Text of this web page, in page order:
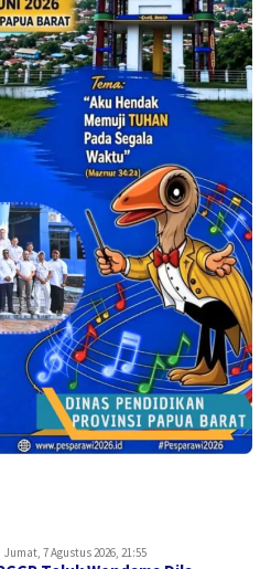
Jumat, 7 Agustus 2026, 21:55